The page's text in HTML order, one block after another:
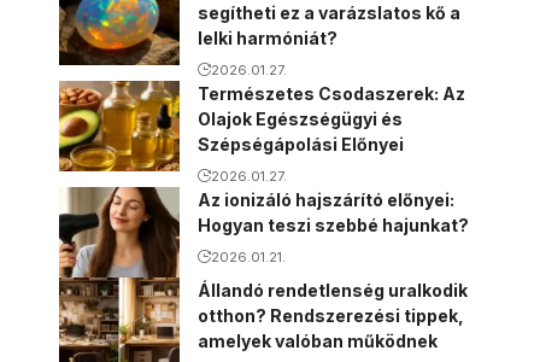
segítheti ez a varázslatos kő a
lelki harmóniát?
2026.01.27.
Természetes Csodaszerek: Az
Olajok Egészségügyi és
Szépségápolási Előnyei
2026.01.27.
Az ionizáló hajszárító előnyei:
Hogyan teszi szebbé hajunkat?
2026.01.21.
Állandó rendetlenség uralkodik
otthon? Rendszerezési tippek,
amelyek valóban működnek